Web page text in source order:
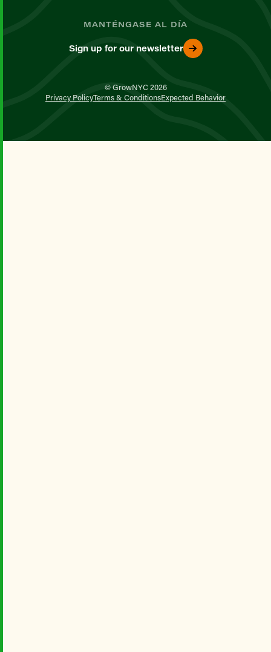
MANTÉNGASE AL DÍA
Sign up for our newsletter
© GrowNYC 2026
Privacy PolicyTerms & ConditionsExpected Behavior